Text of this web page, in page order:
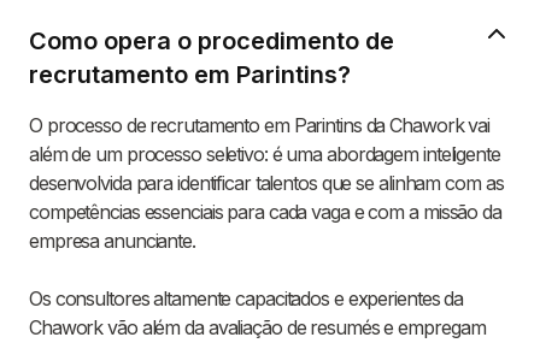
Como opera o procedimento de
recrutamento em Parintins?
O processo de recrutamento em Parintins da Chawork vai
além de um processo seletivo: é uma abordagem inteligente
desenvolvida para identificar talentos que se alinham com as
competências essenciais para cada vaga e com a missão da
empresa anunciante.
Os consultores altamente capacitados e experientes da
Chawork vão além da avaliação de resumés e empregam